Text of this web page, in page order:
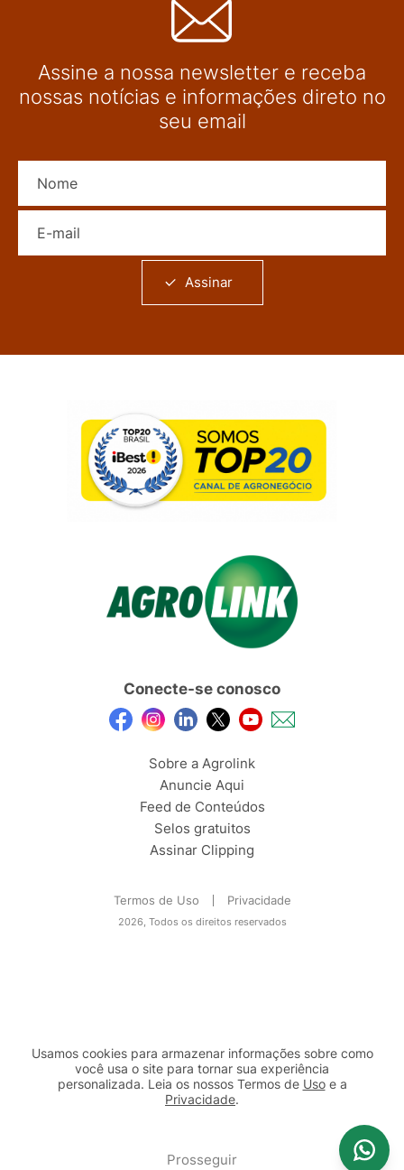
Assine a nossa newsletter e receba
nossas notícias e informações direto no
seu email
Assinar
Conecte-se conosco
Sobre a Agrolink
Anuncie Aqui
Feed de Conteúdos
Selos gratuitos
Assinar Clipping
Termos de Uso Privacidade
2026, Todos os direitos reservados
Usamos cookies para armazenar informações sobre como
você usa o site para tornar sua experiência
personalizada. Leia os nossos Termos de Usoe a
Privacidade.
Prosseguir